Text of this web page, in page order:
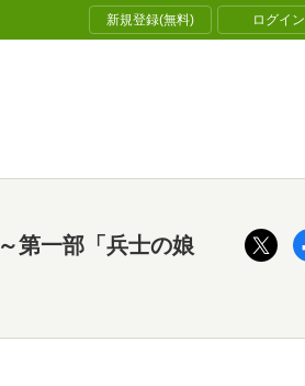
新規登録(無料) ログイン
第一部「兵士の娘